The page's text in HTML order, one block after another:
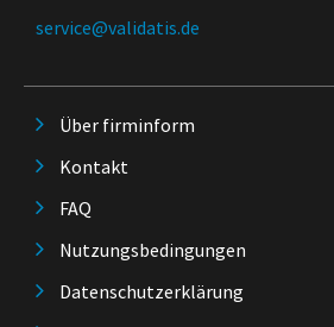
service@validatis.de
Über firminform
Kontakt
FAQ
Nutzungsbedingungen
Datenschutzerklärung